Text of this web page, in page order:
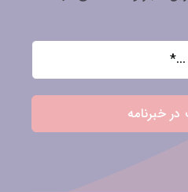
خبرنامه